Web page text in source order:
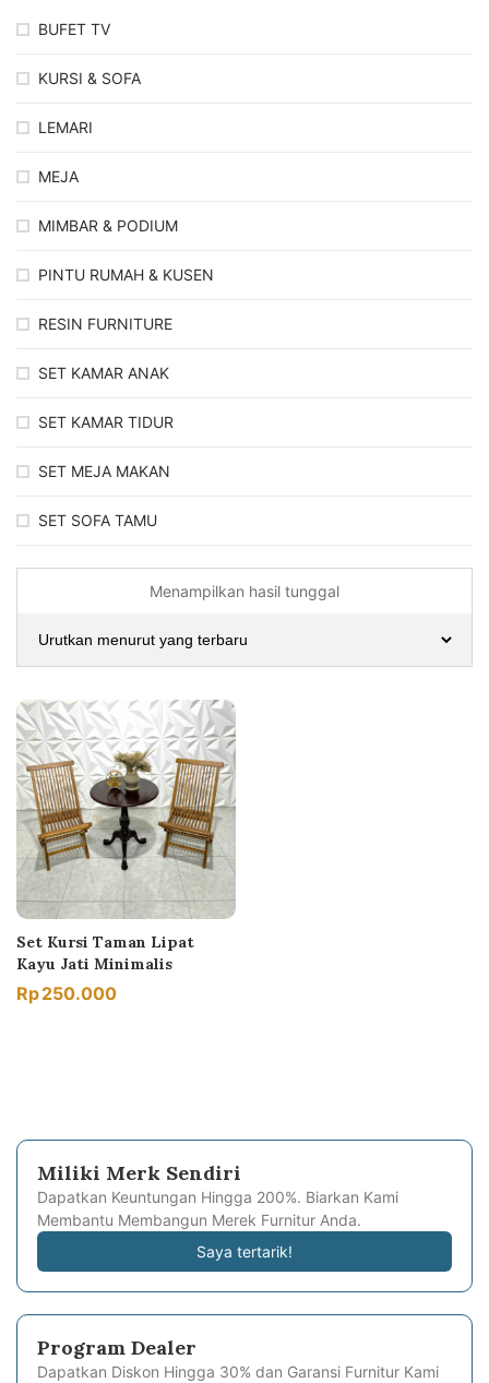
BUFET TV
KURSI & SOFA
LEMARI
MEJA
MIMBAR & PODIUM
PINTU RUMAH & KUSEN
RESIN FURNITURE
SET KAMAR ANAK
SET KAMAR TIDUR
SET MEJA MAKAN
SET SOFA TAMU
Menampilkan hasil tunggal
Set Kursi Taman Lipat
Kayu Jati Minimalis
Rp250.000
Miliki Merk Sendiri
Dapatkan Keuntungan Hingga 200%. Biarkan Kami
Membantu Membangun Merek Furnitur Anda.
Saya tertarik!
Program Dealer
Dapatkan Diskon Hingga 30% dan Garansi Furnitur Kami